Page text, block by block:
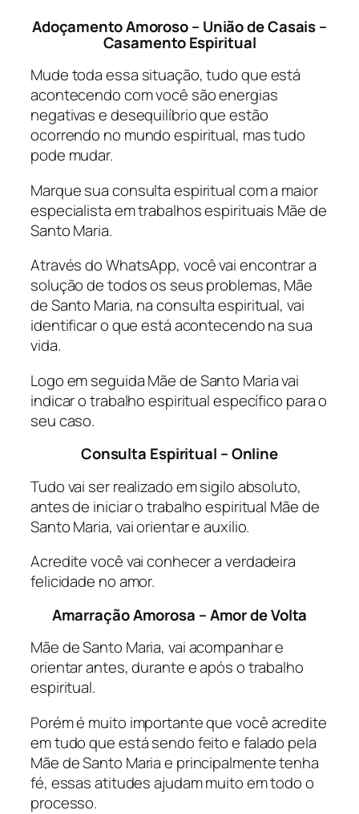
Adoçamento Amoroso – União de Casais –
Casamento Espiritual
Mude toda essa situação, tudo que está
acontecendo com você são energias
negativas e desequilíbrio que estão
ocorrendo no mundo espiritual, mas tudo
pode mudar.
Marque sua consulta espiritual com a maior
especialista em trabalhos espirituais Mãe de
Santo Maria.
Através do WhatsApp, você vai encontrar a
solução de todos os seus problemas, Mãe
de Santo Maria, na consulta espiritual, vai
identificar o que está acontecendo na sua
vida.
Logo em seguida Mãe de Santo Maria vai
indicar o trabalho espiritual específico para o
seu caso.
Consulta Espiritual – Online
Tudo vai ser realizado em sigilo absoluto,
antes de iniciar o trabalho espiritual Mãe de
Santo Maria, vai orientar e auxilio.
Acredite você vai conhecer a verdadeira
felicidade no amor.
Amarração Amorosa – Amor de Volta
Mãe de Santo Maria, vai acompanhar e
orientar antes, durante e após o trabalho
espiritual.
Porém é muito importante que você acredite
em tudo que está sendo feito e falado pela
Mãe de Santo Maria e principalmente tenha
fé, essas atitudes ajudam muito em todo o
processo.